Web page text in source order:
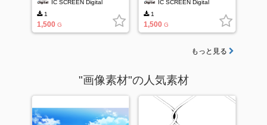
IC SCREEN Digital
1
1,500 G
IC SCREEN Digital
1
1,500 G
もっと見る
"画像素材"の人気素材